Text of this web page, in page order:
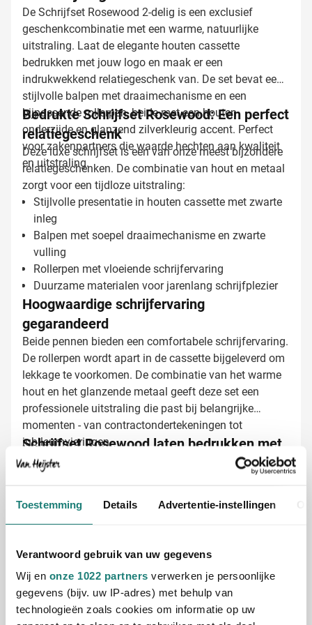
Toestemming Details Advertentie-instellingen
Verantwoord gebruik van uw gegevens
Wij en onze 1022 partners verwerken je persoonlijke
gegevens (bijv. uw IP-adres) met behulp van
technologieën zoals cookies om informatie op uw
De Schrijfset Rosewood 2-delig is een exclusief
geschenkcombinatie met een warme, natuurlijke
uitstraling. Laat de elegante houten cassette
bedrukken met jouw logo en maak er een
indrukwekkend relatiegeschenk van. De set bevat een
stijlvolle balpen met draaimechanisme en een
bijpassende rollerpen, beide met een houten
onderzijde en glanzend zilverkleurig accent. Perfect
voor zakenpartners die waarde hechten aan kwaliteit
en uitstraling.
Bedrukte Schrijfset Rosewood: Een perfect
relatiegeschenk
Deze luxe schrijfset is een van onze meest bijzondere
relatiegeschenken. De combinatie van hout en metaal
zorgt voor een tijdloze uitstraling:
Stijlvolle presentatie in houten cassette met zwarte
inleg
Balpen met soepel draaimechanisme en zwarte
vulling
Rollerpen met vloeiende schrijfervaring
Duurzame materialen voor jarenlang schrijfplezier
Hoogwaardige schrijfervaring
gegarandeerd
Beide pennen bieden een comfortabele schrijfervaring.
De rollerpen wordt apart in de cassette bijgeleverd om
lekkage te voorkomen. De combinatie van het warme
hout en het glanzende metaal geeft deze set een
professionele uitstraling die past bij belangrijke
momenten - van contractondertekeningen tot
jubileumvieringen.
Schrijfset Rosewood laten bedrukken met
jouw logo
jouw schrijfset een herkenbaar visitekaartje:
Full color bedrukking mogelijk op de houten
Met je bedrijfslogo voor maximale zichtbaarheid
Met een passende tekst of slogan
Jouw logo komt prachtig tot zijn recht op het
natuurlijke hout, waardoor deze set nog jaren als